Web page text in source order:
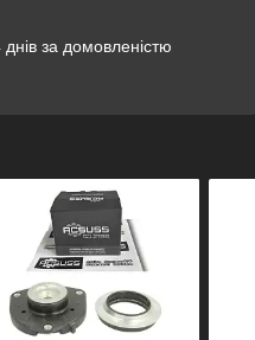
за домовленістю